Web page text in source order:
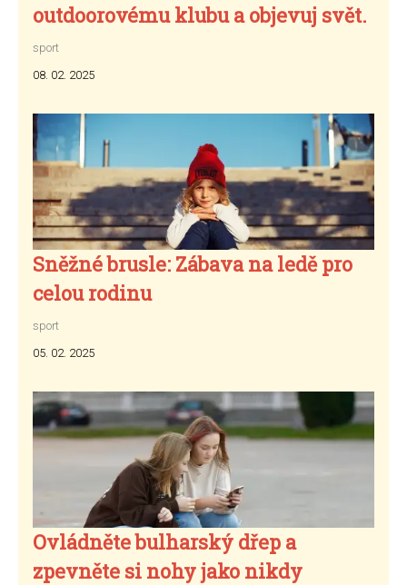
outdoorovému klubu a objevuj svět.
sport
08. 02. 2025
Sněžné brusle: Zábava na ledě pro
celou rodinu
sport
05. 02. 2025
Ovládněte bulharský dřep a
zpevněte si nohy jako nikdy